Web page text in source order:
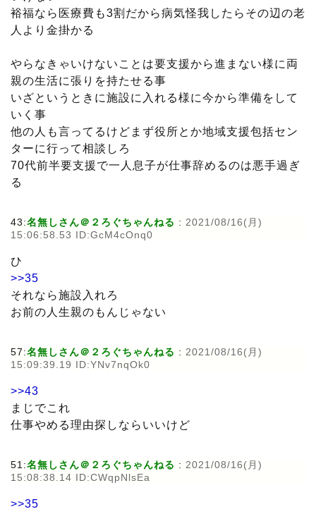
裕福なら医療費も3割だから病気怪我したらその辺の老
人より金掛かる
やらなきゃいけないことは要支援から進まない様に両
親の生活に張りを持たせる事
いざというときに施設に入れる様に今から準備をして
いく事
他の人も言ってるけどまず役所とか地域支援包括セン
ターに行って相談しろ
70代前半要支援で一人息子が仕事辞めるのは悪手過ぎ
る
43:名無しさん＠２ろぐちゃんねる : 2021/08/16(月)
15:06:58.53 ID:GcM4cOnq0
ひ
>>35
それなら施設入れろ
お前の人生親のもんじゃない
57:名無しさん＠２ろぐちゃんねる : 2021/08/16(月)
15:09:39.19 ID:YNv7nqOk0
>>43
まじでこれ
仕事やめる理由探しならいいけど
51:名無しさん＠２ろぐちゃんねる : 2021/08/16(月)
15:08:38.14 ID:CWqpNlsEa
>>35